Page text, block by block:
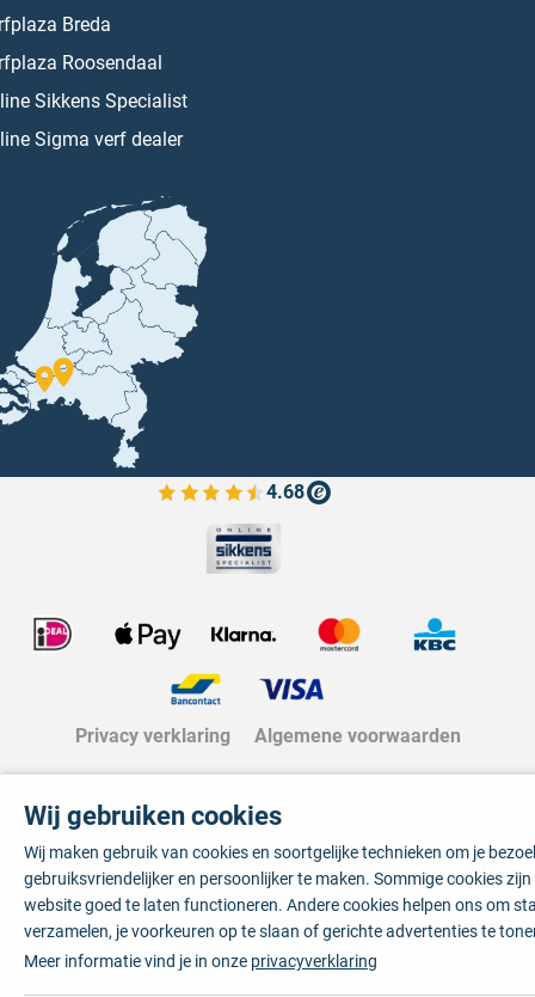
Breda
Roosendaal
Sikkens Specialist
Sigma verf dealer
4.68
Bekijk de verfplaza beoordelingen
Privacy verklaring Algemene voorwaarden
Wij gebruiken cookies
Wij maken gebruik van cookies en soortgelijke technieken om je
gebruiksvriendelijker en persoonlijker te maken. Sommige cookies
website goed te laten functioneren. Andere cookies helpen ons om
verzamelen, je voorkeuren op te slaan of gerichte advertenties te
Meer informatie vind je in onze privacyverklaring